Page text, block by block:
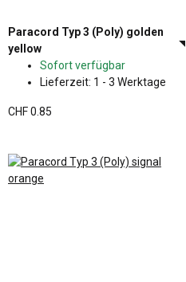
Paracord Typ 3 (Poly) golden
yellow
Sofort verfügbar
Lieferzeit: 1 - 3 Werktage
CHF 0.85